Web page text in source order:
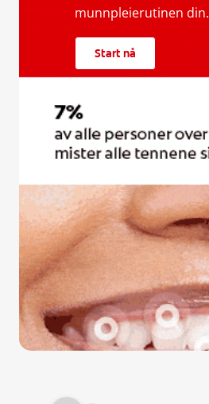
munnpleierutinen din.
Start nå